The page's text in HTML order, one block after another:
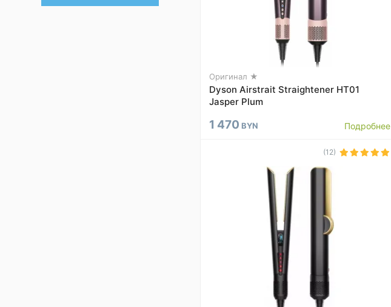
Оригинал ★
Dyson Airstrait Straightener HT01
Jasper Plum
1 470 BYN Подробнее
(12)